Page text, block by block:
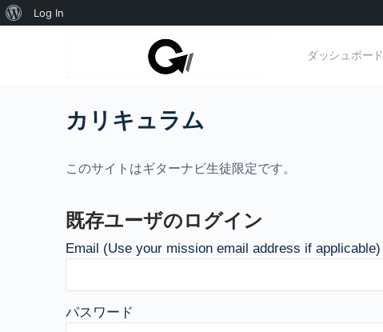
WordPress
Log In
ダッシュボード
カリキュラム
このサイトはギターナビ生徒限定です。
既存ユーザのログイン
Email (Use your mission email address if applicable)
パスワード